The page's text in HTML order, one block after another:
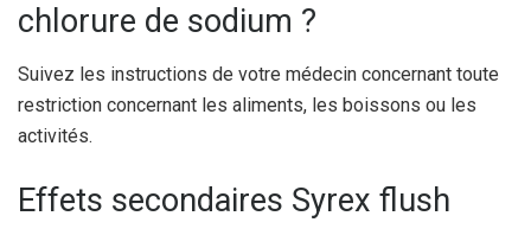
chlorure de sodium ?
Suivez les instructions de votre médecin concernant toute
restriction concernant les aliments, les boissons ou les
activités.
Effets secondaires Syrex flush